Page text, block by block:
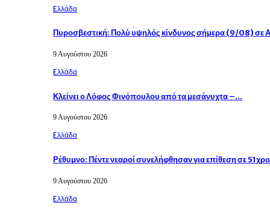
Eλλάδα
Πυροσβεστική: Πολύ υψηλός κίνδυνος σήμερα (9/08) σε
9 Αυγούστου 2026
Eλλάδα
Κλείνει ο Λόφος Φινόπουλου από τα μεσάνυχτα –…
9 Αυγούστου 2026
Eλλάδα
Ρέθυμνο: Πέντε νεαροί συνελήφθησαν για επίθεση σε
9 Αυγούστου 2026
Eλλάδα